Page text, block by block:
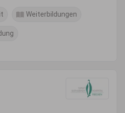
Weiterbildungen